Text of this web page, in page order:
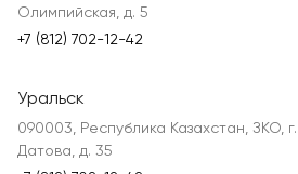
Олимпийская, д. 5
+7 (812) 702-12-42
Уральск
090003, Республика Казахстан, ЗКО,
Датова, д. 35